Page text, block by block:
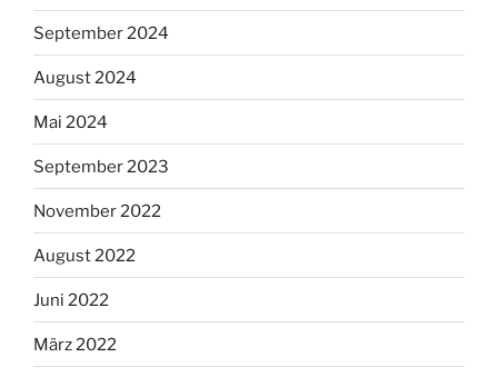
September 2024
August 2024
Mai 2024
September 2023
November 2022
August 2022
Juni 2022
März 2022